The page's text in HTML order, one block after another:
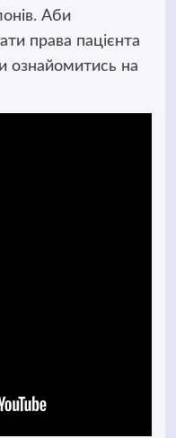
Аби
права пацієнта
ознайомитись на